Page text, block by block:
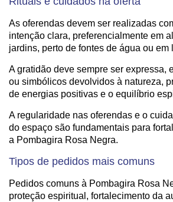
As oferendas devem ser realizadas
intenção clara, preferencialmente em
jardins, perto de fontes de água ou em
A gratidão deve sempre ser expressa,
ou simbólicos devolvidos à natureza,
de energias positivas e o equilíbrio
A regularidade nas oferendas e o
do espaço são fundamentais para
a Pombagira Rosa Negra.
Tipos de pedidos mais comuns
Pedidos comuns à Pombagira Rosa
proteção espiritual, fortalecimento da